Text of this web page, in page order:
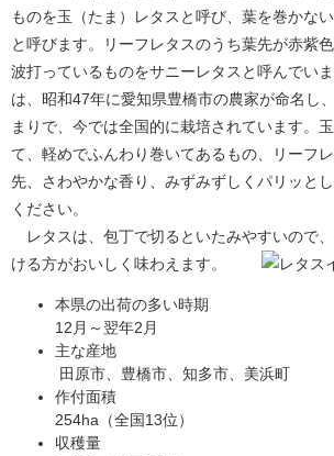
ものを玉（たま）レタスと呼び、葉を巻かな
と呼びます。リーフレタスのうち葉先が赤紫
波打っているものをサニーレタスと呼んでい
は、昭和47年に愛知県豊橋市の農家が命名し
まりで、今では全国的に栽培されています。
て、軽めでふんわり巻いてあるもの、リーフ
先、さわやかな香り、みずみずしくパリッと
ください。
レタスは、包丁で切るといたみやすいので
ける方がおいしく味わえます。
本県の出荷の多い時期
12月～翌年2月
主な産地
田原市、豊橋市、知多市、美浜町
作付面積
254ha（全国13位）
収穫量